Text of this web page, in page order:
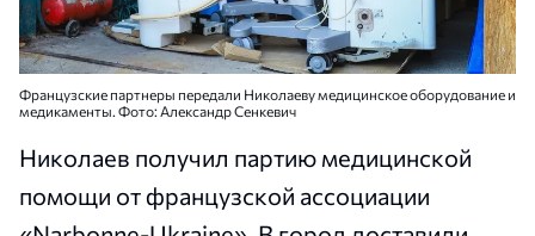
Французские партнеры передали Николаеву медицинское оборудование и
медикаменты. Фото: Александр Сенкевич
Николаев получил партию медицинской
помощи от французской ассоциации